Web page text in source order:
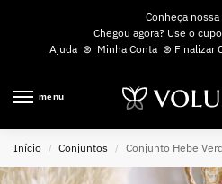
Conheça
Chegou agora? Use o
Ajuda⊛ Minha Conta⊛ Finalizar
menu
Início / Conjuntos / Conjunto Hebe